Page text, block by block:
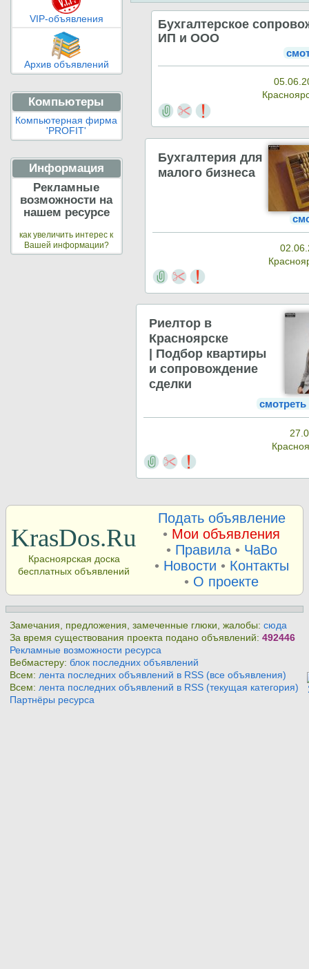
VIP-объявления
Архив объявлений
Компьютеры
Компьютерная фирма
'PROFIT'
Информация
Рекламные
возможности на
нашем ресурсе
как увеличить интерес к
Вашей информации?
Бухгалтерское
ИП и ООО
Бухгалтерия для
малого бизнеса
Риелтор в
Красноярске
| Подбор квартиры
и сопровождение
сделки
смотреть
KrasDos.Ru
Красноярская доска
бесплатных объявлений
Подать объявление
• Мои объявления
• Правила• ЧаВо
• Новости • Контакты
• О проекте
Замечания, предложения, замеченные глюки, жалобы:сюда
За время существования проекта подано объявлений:492446
Рекламные возможности ресурса
Вебмастеру:блок последних объявлений
Всем: лента последних объявлений в RSS (все объявления)
Всем: лента последних объявлений в RSS (текущая категория)
Партнёры ресурса